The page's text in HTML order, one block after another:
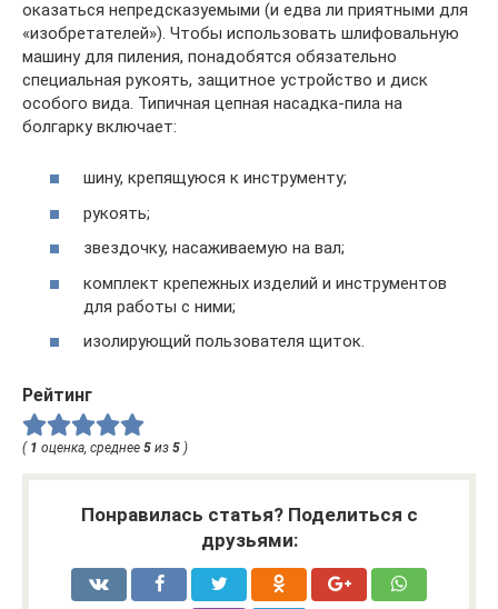
оказаться непредсказуемыми (и едва ли приятными для
«изобретателей»). Чтобы использовать шлифовальную
машину для пиления, понадобятся обязательно
специальная рукоять, защитное устройство и диск
особого вида. Типичная цепная насадка-пила на
болгарку включает:
шину, крепящуюся к инструменту;
рукоять;
звездочку, насаживаемую на вал;
комплект крепежных изделий и инструментов
для работы с ними;
изолирующий пользователя щиток.
Рейтинг
( 1 оценка, среднее 5 из 5 )
Понравилась статья? Поделиться с
друзьями: